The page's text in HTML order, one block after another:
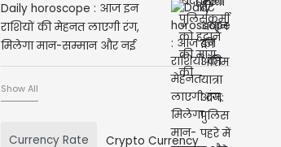
Daily horoscope : आज इन
राशियों की मेहनत लाएगी रंग,
मिलेगा मान-सम्मान और नई
पहचान
Show All
Currency Rate Crypto Currency